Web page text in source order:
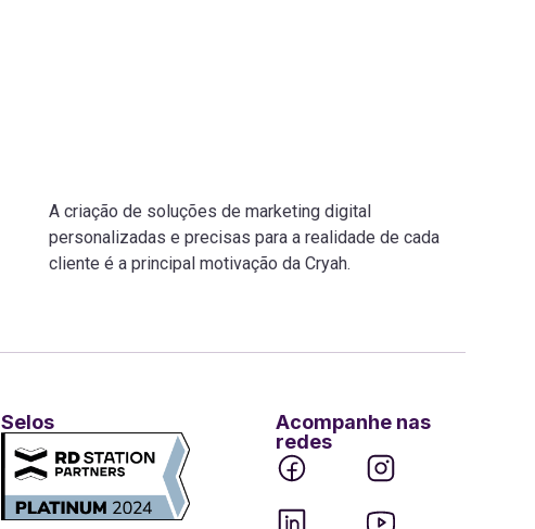
A criação de soluções de marketing digital
personalizadas e precisas para a realidade de cada
cliente é a principal motivação da Cryah.
Selos
Acompanhe nas
redes